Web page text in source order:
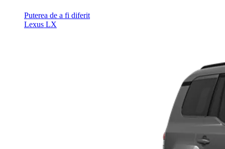
Puterea de a fi diferit
Lexus LX